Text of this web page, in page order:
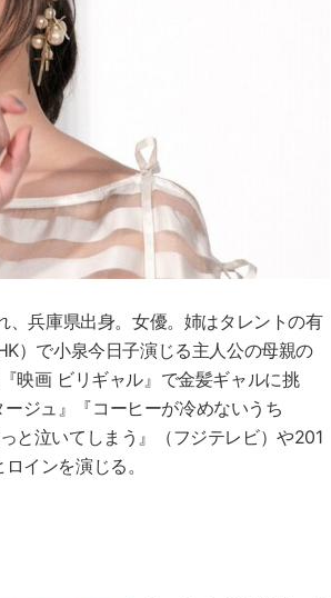
兵庫県出身。女優。姉はタレントの有
）で小泉今日子演じる主人公の母親の
映画 ビリギャル』で金髪ギャルに挑
ジュ』『コーヒーが冷めないうち
と泣いてしまう』（フジテレビ）や201
インを演じる。